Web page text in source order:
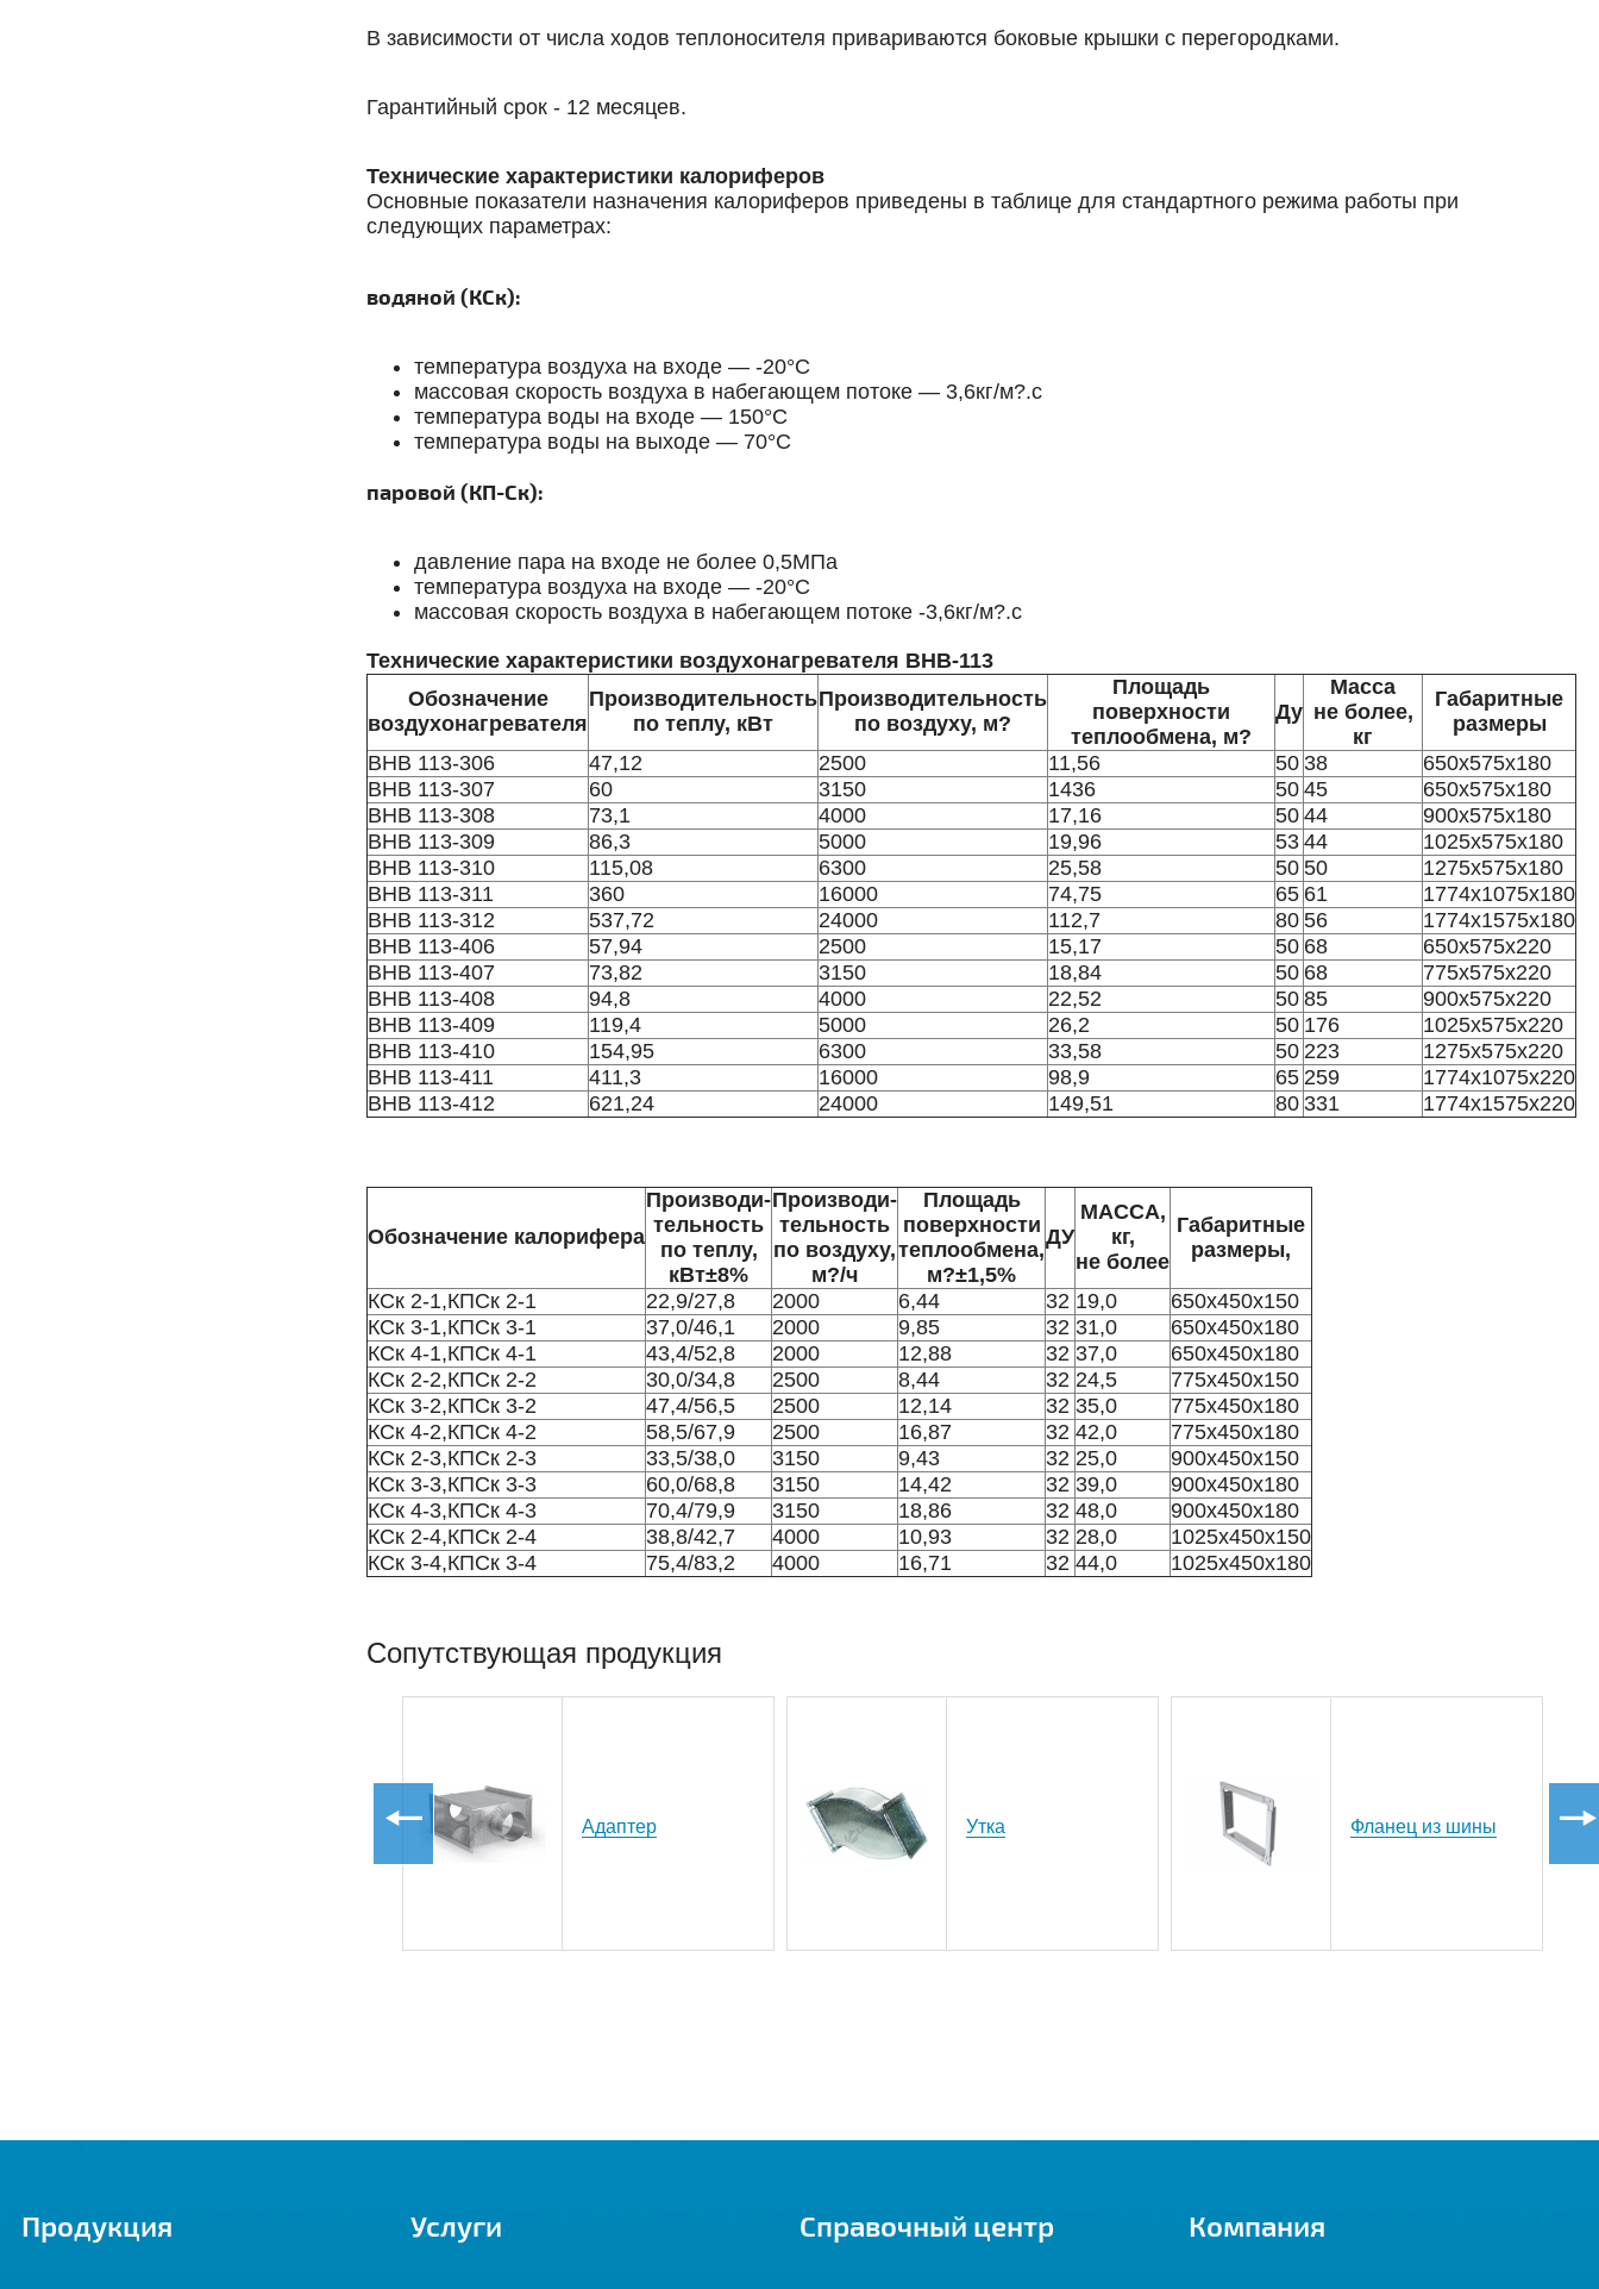
В зависимости от числа ходов теплоносителя привариваются боковые крышки с перегородками.
Гарантийный срок - 12 месяцев.
Технические характеристики калориферов
Основные показатели назначения калориферов приведены в таблице для стандартного режима работы при
следующих параметрах:
водяной (КСк):
температура воздуха на входе — -20°С
массовая скорость воздуха в набегающем потоке — 3,6кг/м?.с
температура воды на входе — 150°С
температура воды на выходе — 70°С
паровой (КП-Ск):
давление пара на входе не более 0,5МПа
температура воздуха на входе — -20°С
массовая скорость воздуха в набегающем потоке -3,6кг/м?.с
Технические характеристики воздухонагревателя ВНВ-113
Обозначение
воздухонагревателя
Производительность
по теплу, кВт
Производительность
по воздуху, м?
Площадь
поверхности
теплообмена, м?
Ду
Масса
не более,
кг
Габаритные
размеры
ВНВ 113-306
47,12 2500 11,56 50 38
650x575x180
ВНВ 113-307
60 3150 1436 50 45
650x575x180
ВНВ 113-308
73,1 4000 17,16 50 44
900x575x180
ВНВ 113-309
86,3 5000 19,96 53 44
1025x575x180
ВНВ 113-310
115,08 6300 25,58 50 50
1275x575x180
ВНВ 113-311
360 16000 74,75 65 61
1774x1075x180
ВНВ 113-312
537,72 24000 112,7 80 56
1774x1575x180
ВНВ 113-406
57,94 2500 15,17 50 68
650x575x220
ВНВ 113-407
73,82 3150 18,84 50 68
775x575x220
ВНВ 113-408
94,8 4000 22,52 50 85
900x575x220
ВНВ 113-409
119,4 5000 26,2 50 176
1025x575x220
ВНВ 113-410
154,95 6300 33,58 50 223
1275x575x220
ВНВ 113-411
411,3 16000 98,9 65 259
1774x1075x220
ВНВ 113-412
621,24 24000 149,51 80 331 1774x1575x220
Обозначение калорифера
Производи-
тельность
по теплу,
кВт±8%
Производи-
тельность
по воздуху,
м?/ч
Площадь
поверхности
теплообмена,
м?±1,5%
ДУ
МАССА,
кг,
не более
Габаритные
размеры,
КСк 2-1,КПСк 2-1 22,9/27,8 2000 6,44 32 19,0
650х450х150
КСк 3-1,КПСк 3-1
37,0/46,1 2000 9,85 32 31,0
650х450х180
КСк 4-1,КПСк 4-1
43,4/52,8 2000 12,88 32 37,0
650x450x180
КСк 2-2,КПСк 2-2
30,0/34,8 2500 8,44 32 24,5
775x450x150
КСк 3-2,КПСк 3-2
47,4/56,5 2500 12,14 32 35,0
775x450x180
КСк 4-2,КПСк 4-2
58,5/67,9 2500 16,87 32 42,0
775x450x180
КСк 2-3,КПСк 2-3
33,5/38,0 3150 9,43 32 25,0
900x450x150
КСк 3-3,КПСк 3-3
60,0/68,8 3150 14,42 32 39,0
900x450x180
КСк 4-3,КПСк 4-3
70,4/79,9 3150 18,86 32 48,0
900x450x180
КСк 2-4,КПСк 2-4
38,8/42,7 4000 10,93 32 28,0
1025x450x150
КСк 3-4,КПСк 3-4
75,4/83,2 4000 16,71 32 44,0 1025x450x180
Сопутствующая продукция
Адаптер Утка Фланец из шины
Продукция Услуги Справочный центр Компания